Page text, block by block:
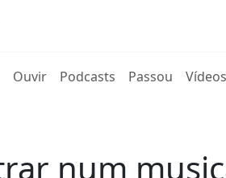
Ouvir(current)
Podcasts Passou Vídeos
num